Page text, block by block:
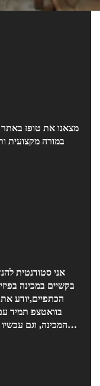
מצאנו את טופז
במורה מקצועית
אני סטודנטית
בקשיים במכינה
הכתפיים,יודע
בוואטצפ תמיד
המכינה, וגם